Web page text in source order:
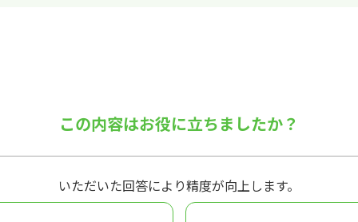
この内容はお役に立ちましたか？
いただいた回答により精度が向上します。